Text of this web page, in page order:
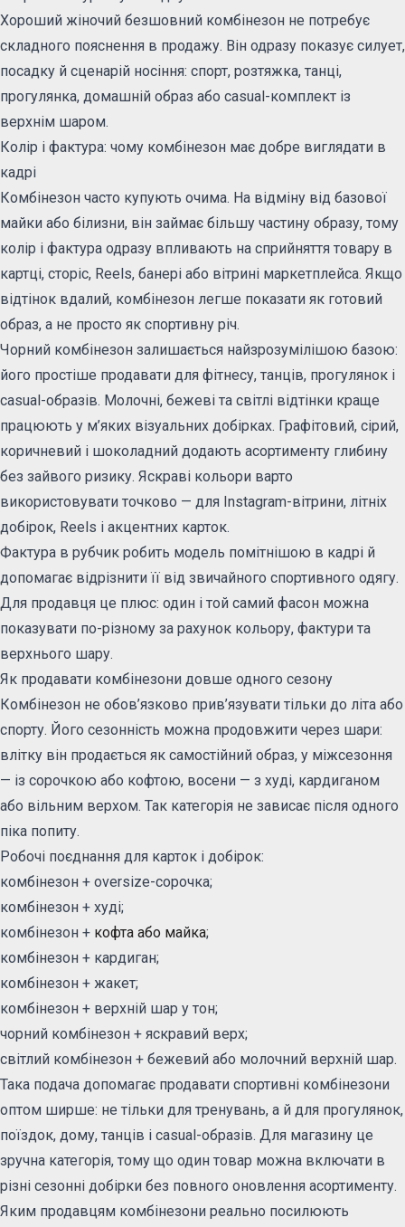
Хороший жіночий безшовний комбінезон не потребує
складного пояснення в продажу. Він одразу показує силует,
посадку й сценарій носіння: спорт, розтяжка, танці,
прогулянка, домашній образ або casual-комплект із
верхнім шаром.
Колір і фактура: чому комбінезон має добре виглядати в
кадрі
Комбінезон часто купують очима. На відміну від базової
майки або білизни, він займає більшу частину образу, тому
колір і фактура одразу впливають на сприйняття товару в
картці, сторіс, Reels, банері або вітрині маркетплейса. Якщо
відтінок вдалий, комбінезон легше показати як готовий
образ, а не просто як спортивну річ.
Чорний комбінезон залишається найзрозумілішою базою:
його простіше продавати для фітнесу, танців, прогулянок і
casual-образів. Молочні, бежеві та світлі відтінки краще
працюють у м’яких візуальних добірках. Графітовий, сірий,
коричневий і шоколадний додають асортименту глибину
без зайвого ризику. Яскраві кольори варто
використовувати точково — для Instagram-вітрини, літніх
добірок, Reels і акцентних карток.
Фактура в рубчик робить модель помітнішою в кадрі й
допомагає відрізнити її від звичайного спортивного одягу.
Для продавця це плюс: один і той самий фасон можна
показувати по-різному за рахунок кольору, фактури та
верхнього шару.
Як продавати комбінезони довше одного сезону
Комбінезон не обов’язково прив’язувати тільки до літа або
спорту. Його сезонність можна продовжити через шари:
влітку він продається як самостійний образ, у міжсезоння
— із сорочкою або кофтою, восени — з худі, кардиганом
або вільним верхом. Так категорія не зависає після одного
піка попиту.
Робочі поєднання для карток і добірок:
комбінезон + oversize-сорочка;
комбінезон + худі;
комбінезон + кофта або майка;
комбінезон + кардиган;
комбінезон + жакет;
комбінезон + верхній шар у тон;
чорний комбінезон + яскравий верх;
світлий комбінезон + бежевий або молочний верхній шар.
Така подача допомагає продавати спортивні комбінезони
оптом ширше: не тільки для тренувань, а й для прогулянок,
поїздок, дому, танців і casual-образів. Для магазину це
зручна категорія, тому що один товар можна включати в
різні сезонні добірки без повного оновлення асортименту.
Яким продавцям комбінезони реально посилюють